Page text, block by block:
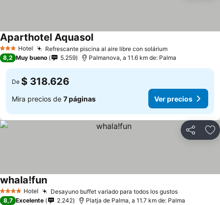
3 Estrellas
Hotel Refrescante piscina al aire libre con solárium
Aparthotel Aquasol
8,2 Muy bueno 5.259 Palmanova, a 11.6 km de: Palma
De $ 318.626
Mira precios de 7 páginas Ver precios
Compartir
4 EstrellasHotel Desayuno buffet variado para todos los gustos
whala!fun
8,7 Excelente 2.242 Platja de Palma, a 11.7 km de: Palma